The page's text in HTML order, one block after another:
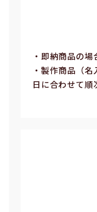
・即納商品の場
・製作商品（
⽇に合わせて順